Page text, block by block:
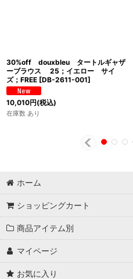
30%off douxbleu タートルギャザ
ーブラウス 25；イエロー サイ
ズ；FREE [DB-2611-001]
10,010円(税込)
在庫数 あり
ホーム
ショッピングカート
商品アイテム別
マイページ
お気に入り